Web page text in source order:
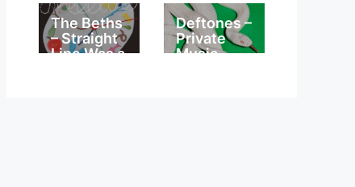
The Beths
– Straight
Line Was a
Deftones –
Private
Music